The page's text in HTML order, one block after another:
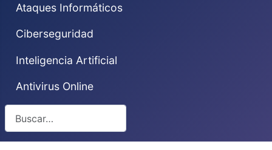
Ataques Informáticos
Ciberseguridad
Inteligencia Artificial
Antivirus Online